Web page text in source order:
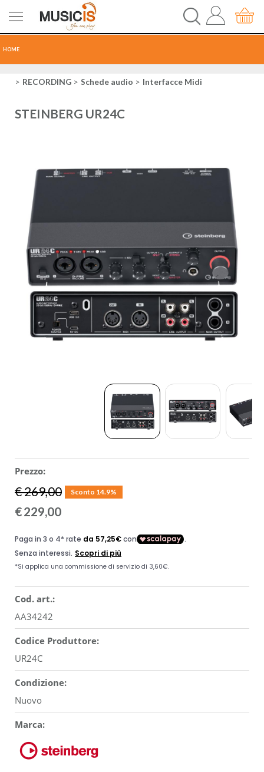
HOME
CHITARRE
TASTI
AUDIO-LUCI
ORCHESTRA
SPARTITI
RECORDING Schede audio Interfacce Midi
STEINBERG UR24C
Prezzo:
€ 269,00 Sconto 14.9%
€229,00
Cod. art.:
AA34242
Codice Produttore:
UR24C
Condizione:
Nuovo
Marca: